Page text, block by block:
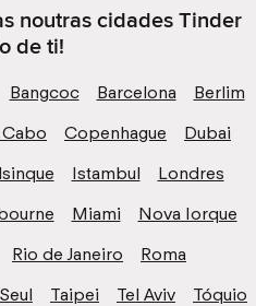
noutras cidades Tinder
de ti!
Bangcoc Barcelona
Berlim
Copenhague
Dubai
Istambul
Londres
Miami
Nova Iorque
Rio de Janeiro
Roma
Seul Taipei Tel Aviv
Tóquio